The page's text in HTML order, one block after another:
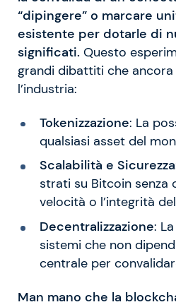
“dipingere” o marcare
esistente per dotarle di
significati. Questo
grandi dibattiti che ancora
l’industria:
Tokenizzazione: La
qualsiasi asset del
Scalabilità e Sicurezza
strati su Bitcoin senza
velocità o l’integrità
Decentralizzazione:
sistemi che non
centrale per
Man mano che la